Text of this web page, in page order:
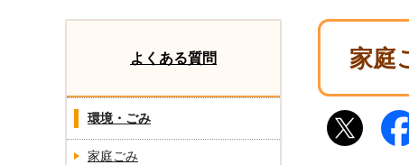
家庭
よくある質問
環境・ごみ
家庭ごみ